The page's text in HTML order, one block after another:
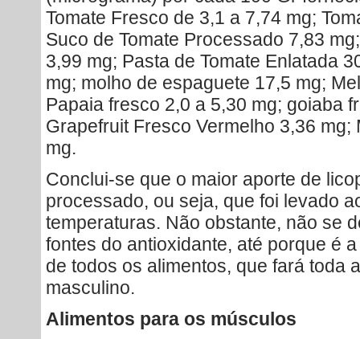
Tomate Fresco de 3,1 a 7,74 mg;
Suco de Tomate Processado 7,83
3,99 mg; Pasta de Tomate Enlatada
mg; molho de espaguete 17,5 mg;
Papaia fresco 2,0 a 5,30 mg; goiaba
Grapefruit Fresco Vermelho 3,36
mg.
Conclui-se que o maior aporte de
processado, ou seja, que foi levado
temperaturas. Não obstante, não se
fontes do antioxidante, até porque é
de todos os alimentos, que fará toda
masculino.
Alimentos para os músculos